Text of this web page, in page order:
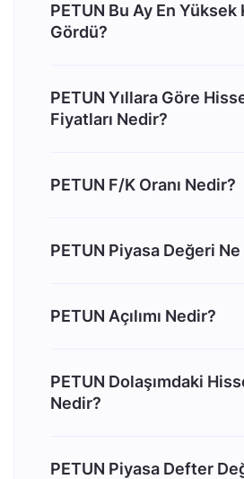
PETUN Bu Ay En Yüksek
Gördü?
PETUN Yıllara Göre
Fiyatları Nedir?
PETUN F/K Oranı Nedir?
PETUN Piyasa Değeri Ne
PETUN Açılımı Nedir?
PETUN Dolaşımdaki
Nedir?
PETUN Piyasa Defter